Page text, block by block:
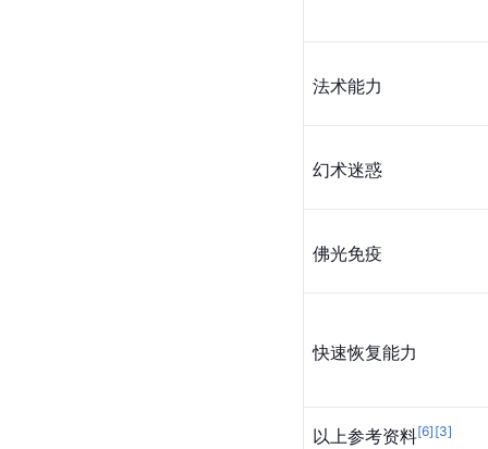
法术能力
幻术迷惑
佛光免疫
快速恢复能力
以上参考资料[6] [3]